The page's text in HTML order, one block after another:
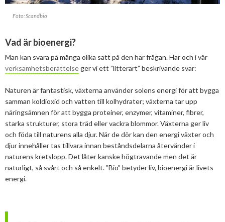
Juni
April
2025
November
Juni
Maj
April
Mars
Februari
November
Augusti
Juli
Juni
Maj
Mars
2023
Augusti
Juni
Maj
April
Mars
November
Oktober
September
Augusti
April
December
Oktober
September
Augusti
Juni
2020
December
November
Oktober
September
2019
November
Oktober
September
2018
Maj
April
2017
November
2016
Hur ser Sveriges energianvänding ut?
Varför behöves reduktionsplikten?
Finns det mark?
Kolsänkor
Exempel på bioenergi
PRESS
Aktuella frågor
Ger förbränning en kolskuld?
Det finns inget liv utan förbränning
Biovärme
Biodrivmedel
Foto: Scandbio
Vad är bioenergi?
Man kan svara på många olika sätt på den här frågan. Här och i vår
verksamhetsberättelse ger vi ett ”litterärt” beskrivande svar:
Naturen är fantastisk, växterna använder solens energi för att bygga
samman koldioxid och vatten till kolhydrater; växterna tar upp
näringsämnen för att bygga proteiner, enzymer, vitaminer, fibrer,
starka strukturer, stora träd eller vackra blommor. Växterna ger liv
och föda till naturens alla djur. När de dör kan den energi växter och
djur innehåller tas tillvara innan beståndsdelarna återvänder i
naturens kretslopp. Det låter kanske högtravande men det är
naturligt, så svårt och så enkelt. ”Bio” betyder liv, bioenergi är livets
energi.